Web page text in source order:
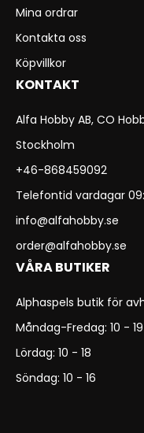
Mina ordrar
Kontakta oss
Köpvillkor
KONTAKT
Alfa Hobby AB, CO
Stockholm
+46-868459092
Telefontid vardagar
info@alfahobby.se
order@alfahobby.se
VÅRA BUTIKER
Alphaspels butik för
Måndag-Fredag: 10 - 19
Lördag: 10 - 18
Söndag: 10 - 16